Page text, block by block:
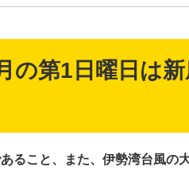
の第1日曜日は
ること、また、伊勢湾台風の